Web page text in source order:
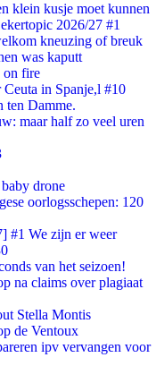
klein kusje moet kunnen
2026/27 #1
kneuzing of breuk
was kaputt
on fire
in Spanje,l #10
ten Damme.
maar half zo veel uren
drone
oorlogsschepen: 120
#1 We zijn er weer
van het seizoen!
na claims over plagiaat
Stella Montis
de Ventoux
ipv vervangen voor